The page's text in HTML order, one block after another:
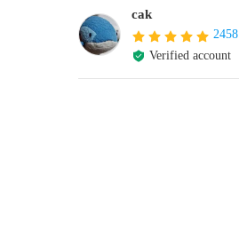
cak
2458
Verified account